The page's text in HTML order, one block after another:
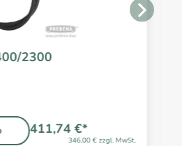
2300
346,00 € zzgl. MwSt.
411,74 €*